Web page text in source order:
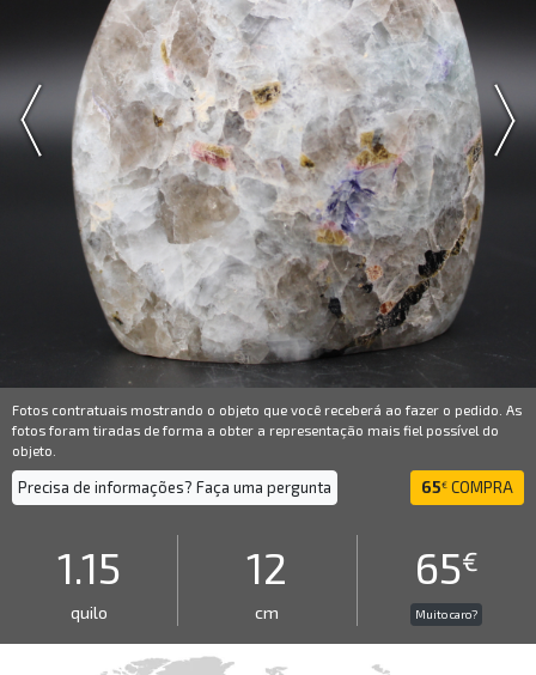
Fotos contratuais mostrando o objeto que você receberá ao fazer o pedido. As
fotos foram tiradas de forma a obter a representação mais fiel possível do
objeto.
Precisa de informações? Faça uma pergunta 65€ COMPRA
1.15
quilo
12
cm
65€
Muito caro?